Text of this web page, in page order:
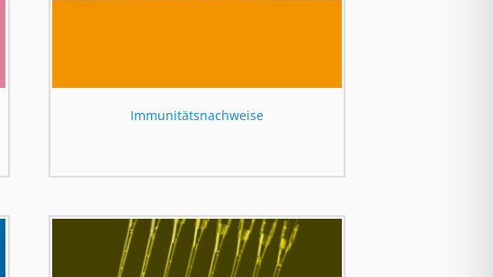
Immunitätsnachweise